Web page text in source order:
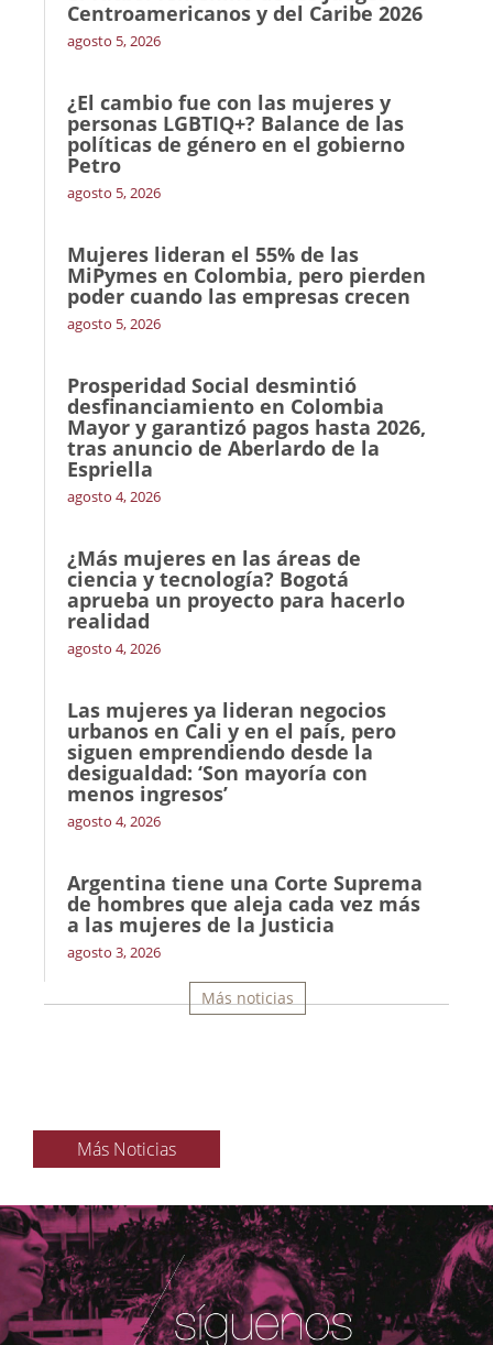
Centroamericanos y del Caribe 2026
agosto 5, 2026
¿El cambio fue con las mujeres y
personas LGBTIQ+? Balance de las
políticas de género en el gobierno
Petro
agosto 5, 2026
Mujeres lideran el 55% de las
MiPymes en Colombia, pero pierden
poder cuando las empresas crecen
agosto 5, 2026
Prosperidad Social desmintió
desfinanciamiento en Colombia
Mayor y garantizó pagos hasta 2026,
tras anuncio de Aberlardo de la
Espriella
agosto 4, 2026
¿Más mujeres en las áreas de
ciencia y tecnología? Bogotá
aprueba un proyecto para hacerlo
realidad
agosto 4, 2026
Las mujeres ya lideran negocios
urbanos en Cali y en el país, pero
siguen emprendiendo desde la
desigualdad: ‘Son mayoría con
menos ingresos’
agosto 4, 2026
Argentina tiene una Corte Suprema
de hombres que aleja cada vez más
a las mujeres de la Justicia
agosto 3, 2026
Más noticias
Más Noticias